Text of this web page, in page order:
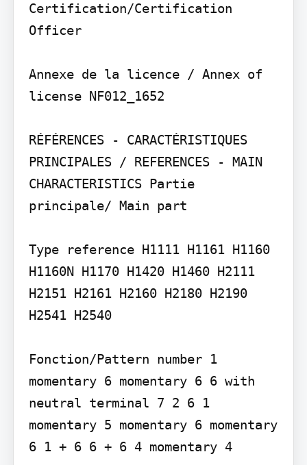
Certification/Certification
Officer
Annexe de la licence / Annex of
license NF012_1652
RÉFÉRENCES - CARACTÉRISTIQUES
PRINCIPALES / REFERENCES - MAIN
CHARACTERISTICS Partie
principale/ Main part
Type reference H1111 H1161 H1160
H1160N H1170 H1420 H1460 H2111
H2151 H2161 H2160 H2180 H2190
H2541 H2540
Fonction/Pattern number 1
momentary 6 momentary 6 6 with
neutral terminal 7 2 6 1
momentary 5 momentary 6 momentary
6 1 + 6 6 + 6 4 momentary 4